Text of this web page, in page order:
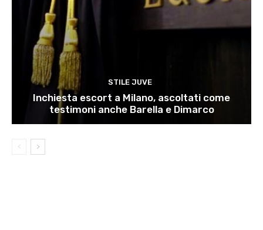
STILE JUVE
Inchiesta escort a Milano, ascoltati come
testimoni anche Barella e Dimarco